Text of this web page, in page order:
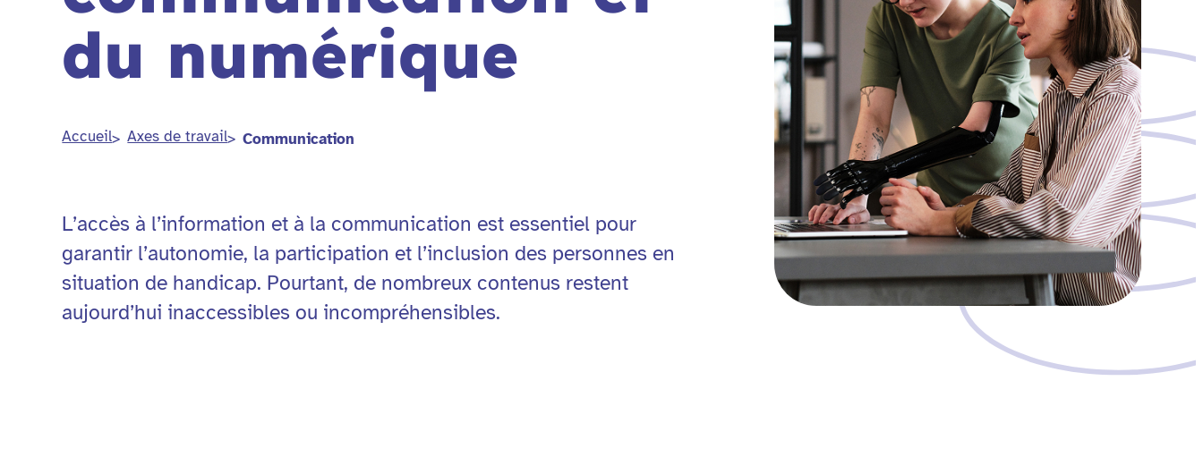
du numérique
Accueil Axes de travail Communication
L’accès à l’information et à la communication est essentiel pour
garantir l’autonomie, la participation et l’inclusion des personnes en
situation de handicap. Pourtant, de nombreux contenus restent
aujourd’hui inaccessibles ou incompréhensibles.